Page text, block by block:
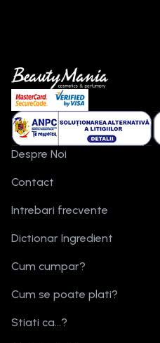
Despre Noi
Contact
Intrebari frecvente
Dictionar Ingredient
Cum cumpar?
Cum se poate plati?
Stiati ca...?